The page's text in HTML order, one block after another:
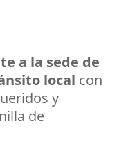
a la sede de
local con
y
de